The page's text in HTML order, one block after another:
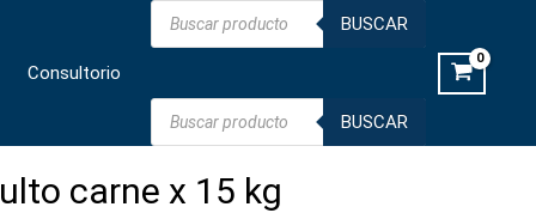
Consultorio
Búsqueda
productos
BUSCAR
Búsqueda
productos
BUSCAR
carne x 15 kg
carne
x
kg
cantidad